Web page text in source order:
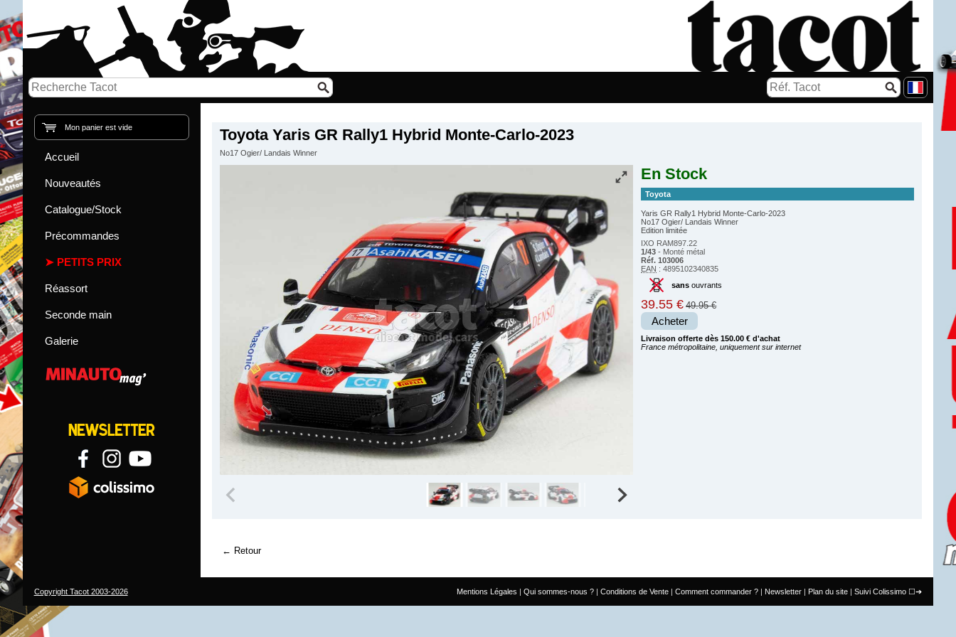
Toyota Yaris GR Rally1 Hybrid Monte-Carlo-2023
No17 Ogier/ Landais Winner
En Stock
Toyota
Yaris GR Rally1 Hybrid Monte-Carlo-2023
No17 Ogier/ Landais Winner
Edition limitée
IXO RAM897.22
1/43 - Monté métal
Réf. 103006
EAN : 4895102340835
sansouvrants
39.55 € 49.95 €
Acheter
Livraison offerte dès 150.00 € d'achat
France métropolitaine, uniquement sur internet
Retour
Mon panier est vide
Accueil
Nouveautés
Catalogue/Stock
Précommandes
PETITS PRIX
Réassort
Seconde main
Galerie
Mentions Légales Qui sommes-nous ? Conditions de Vente Comment commander ? Newsletter Plan du site Suivi Colissimo
Copyright Tacot 2003-2026